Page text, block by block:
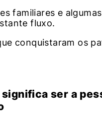
familiares e
fluxo.
conquistaram os
significa ser a